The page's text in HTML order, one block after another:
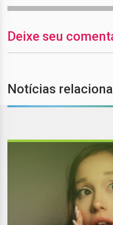
Deixe seu
Notícias